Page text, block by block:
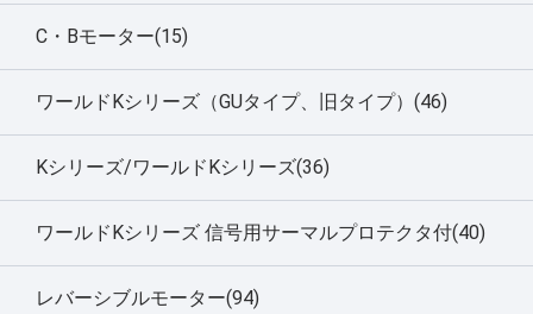
C・Bモーター(15)
ワールドKシリーズ（GUタイプ、旧タイプ）(46)
Kシリーズ/ワールドKシリーズ(36)
ワールドKシリーズ 信号用サーマルプロテクタ付(40)
レバーシブルモーター(94)